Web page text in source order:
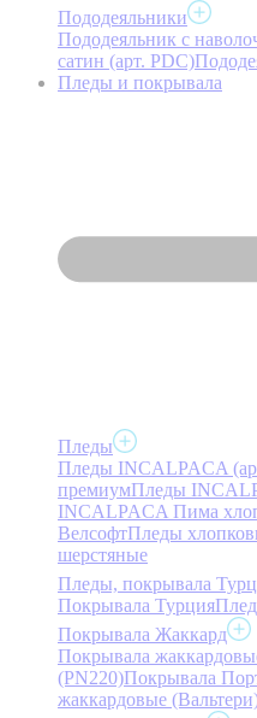
Пододеяльники
Пододеяльник с
сатин (арт. PDC)
Пледы и покрывала
Пледы
Пледы INCALPACA
премиумПледы
INCALPACA Пима
ВелсофтПледы
шерстяные
Пледы, покрывала
Покрывала Турция
Покрывала Жаккард
Покрывала
(PN220)Покрывала
жаккардовые